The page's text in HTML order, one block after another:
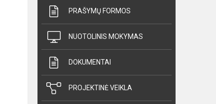
PRAŠYMŲ FORMOS
NUOTOLINIS MOKYMAS
DOKUMENTAI
PROJEKTINĖ VEIKLA